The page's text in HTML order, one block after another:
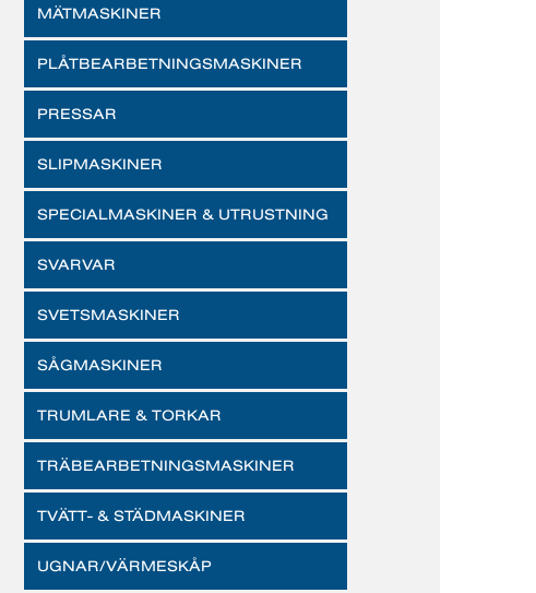
MÄTMASKINER
PLÅTBEARBETNINGSMASKINER
PRESSAR
SLIPMASKINER
SPECIALMASKINER & UTRUSTNING
SVARVAR
SVETSMASKINER
SÅGMASKINER
TRUMLARE & TORKAR
TRÄBEARBETNINGSMASKINER
TVÄTT- & STÄDMASKINER
UGNAR/VÄRMESKÅP